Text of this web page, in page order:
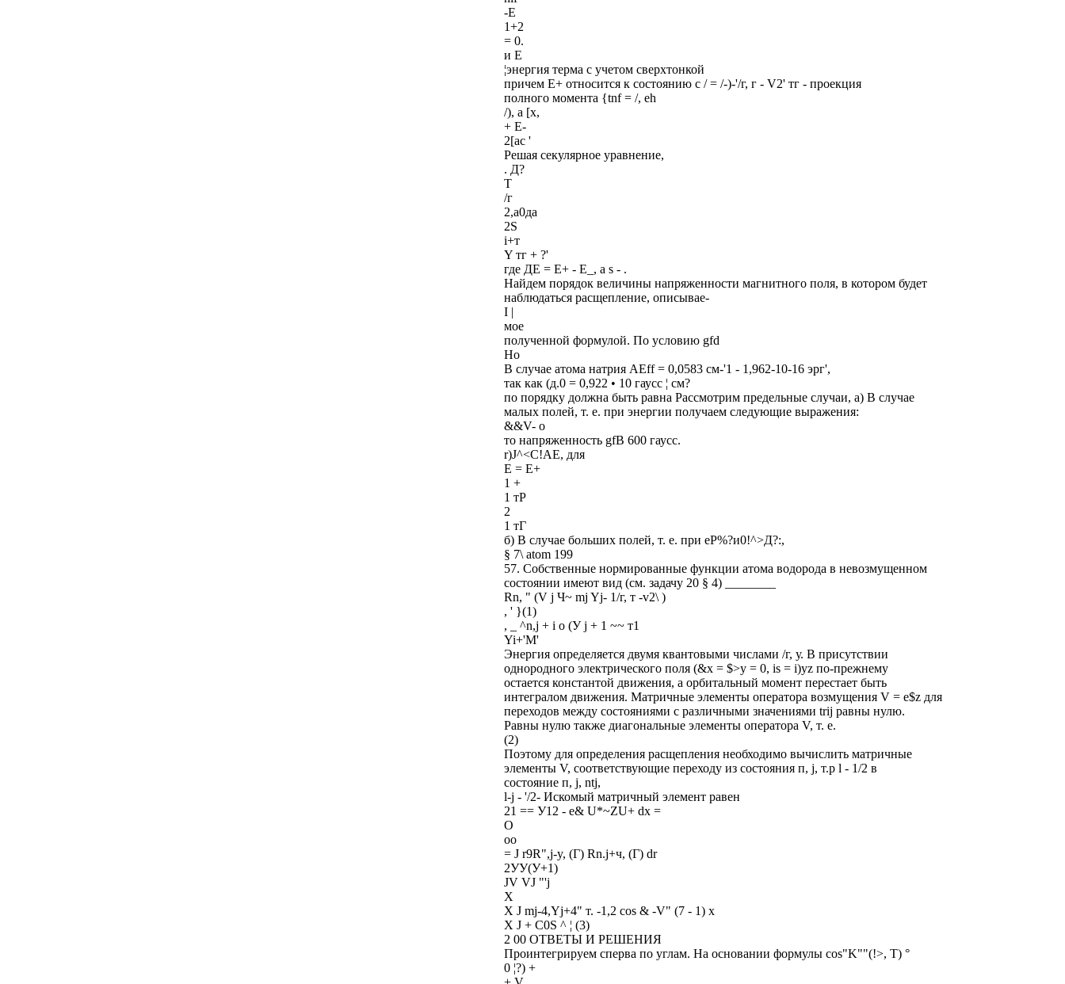
-Е
1+2
= 0.
и Е
¦энергия терма с учетом сверхтонкой
причем Е+ относится к состоянию с / = /-)-'/г, г - V2' тг - проекция
полного момента {tnf = /, eh
/), а [х,
+ Е-
2[ас '
Решая секулярное уравнение,
. Д?
Т
/г
2,а0да
2S
i+т
Y тг + ?'
где ДЕ = Е+ - Е_, a s - .
Найдем порядок величины напряженности магнитного поля, в котором будет
наблюдаться расщепление, описывае-
I |
мое
полученной формулой. По условию gfd
Но
В случае атома натрия AEff = 0,0583 см-'1 - 1,962-10-16 эрг',
так как (д.0 = 0,922 • 10 гаусс ¦ см?
по порядку должна быть равна Рассмотрим предельные случаи, а) В случае
малых полей, т. е. при энергии получаем следующие выражения:
&&V- о
то напряженность gfB 600 гаусс.
r)J^<C!AЕ, для
Е = Е+
1 +
1 тР
2
1 тГ
б) В случае больших полей, т. е. при еР%?и0!^>Д?:,
§ 7\ atom 199
57. Собственные нормированные функции атома водорода в невозмущенном
состоянии имеют вид (см. задачу 20 § 4) ________
Rn, " (V j Ч~ mj Yj- 1/г, т -v2\ )
, ' }(1)
, _ ^n,j + i o (У j + 1 ~~ т1
Yi+'M'
Энергия определяется двумя квантовыми числами /г, у. В присутствии
однородного электрического поля (&х = $>у = 0, is = i)yz по-прежнему
остается константой движения, а орбитальный момент перестает быть
интегралом движения. Матричные элементы оператора возмущения V = e$z для
переходов между состояниями с различными значениями trij равны нулю.
Равны нулю также диагональные элементы оператора V, т. е.
(2)
Поэтому для определения расщепления необходимо вычислить матричные
элементы V, соответствующие переходу из состояния п, j, т.р l - 1/2 в
состояние п, j, ntj,
l-j - '/2- Искомый матричный элемент равен
21 == У12 - е& U*~ZU+ dx =
О
оо
= J r9R",j-y, (Г) Rn.j+ч, (Г) dr
2УУ(У+1)
JV VJ "'j
X
X J mj-4,Yj+4" т. -1,2 cos & -V" (7 - 1) x
X J + C0S ^ ¦ (3)
2 00 ОТВЕТЫ И РЕШЕНИЯ
Проинтегрируем сперва по углам. На основании формулы cos"K""(!>, Т) °
0 ¦?) +